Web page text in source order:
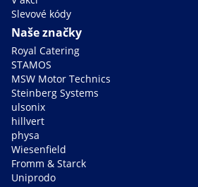
Slevové kódy
Naše značky
Royal Catering
STAMOS
MSW Motor Technics
Steinberg Systems
ulsonix
hillvert
physa
Wiesenfield
Fromm & Starck
Uniprodo